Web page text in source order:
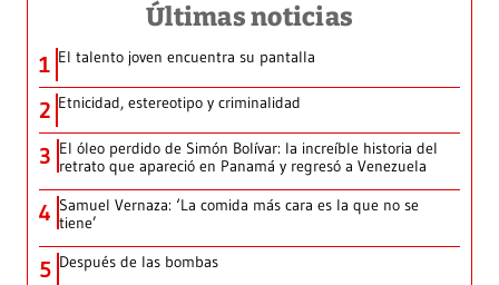
Últimas noticias
1 El talento joven encuentra su pantalla​
2 Etnicidad, estereotipo y criminalidad
3 El óleo perdido de Simón Bolívar: la increíble historia del
retrato que apareció en Panamá y regresó a Venezuela
4 Samuel Vernaza: ‘La comida más cara es la que no se
tiene’
5 Después de las bombas